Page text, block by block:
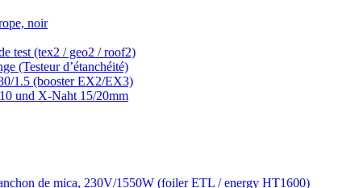
noir
test (tex2 / geo2 / roof2)
(Testeur d’étanchéité)
1.5 (booster EX2/EX3)
und X-Naht 15/20mm
de mica, 230V/1550W (foiler ETL / energy HT1600)